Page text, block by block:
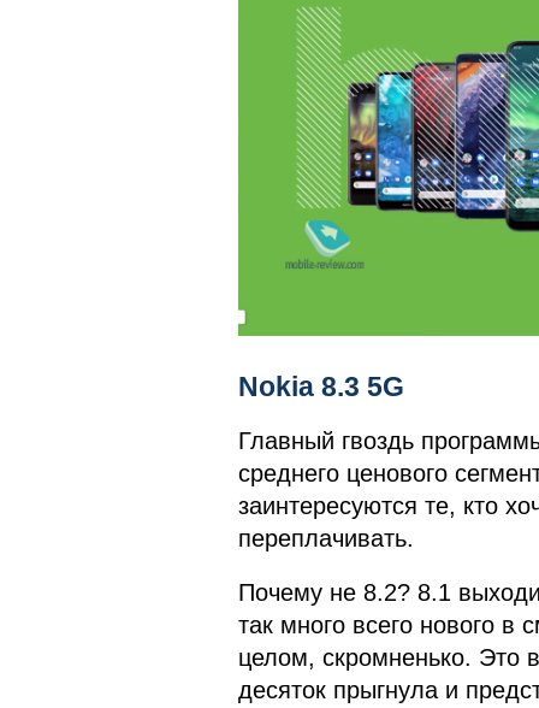
Nokia 8.3 5G
Главный гвоздь
среднего ценового
заинтересуются те, кто
переплачивать.
Почему не 8.2? 8.1
так много всего нового
целом, скромненько. Это
десяток прыгнула и